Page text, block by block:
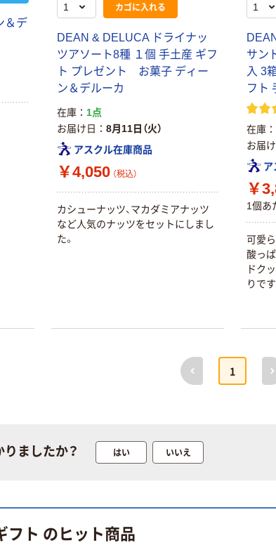
＆デ
カゴに入れる
DEAN & DELUCA ドライナッ
ツアソート8種 １個 手土産 ギフ
ト プレゼント お菓子 ディー
ン＆デルーカ
在庫
1点
お届け日
8月11日（火）
アスクル在庫商品
￥4,050 （税込）
カシューナッツ、マカダミアナッツ
など人気のナッツをセットにしまし
た。
サン
入 3
フト
在庫
お届
ア
￥
1個あ
可愛
酸っ
ドク
りです
前へ
1
次
ましたか？ はい いいえ
フト のヒット商品
リサイクル100
証
￥460~ （税込）
オリジナル
乾電池 単4
形 アルカリ乾
電池 北欧パッ
ケージ アスク
ルオリジナル
￥140~
オリジナル
アスクルオリジ
サイズ
100μ（ミクロン）
￥458~ （税込）
￥149~ （税込）
（税込）
オリジナル
アスクル プラス
チックグロー
粉なし（パウダ
ーフリー）
￥398~ （税込
ニチバン セロ
ープ 大巻
￥124~ （税込
大塚製薬工
経口補水液 オ
エスワン（OS-1